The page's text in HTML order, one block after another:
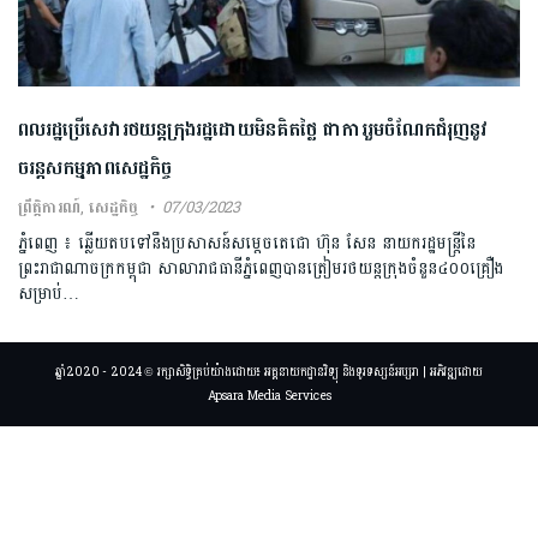
ពលរដ្ឋប្រើសេវារថយន្តក្រុងរដ្ឋដោយមិនគិតថ្លៃ ជាការរួមចំណែកជំរុញនូវ
ចរន្តសកមុ្មភាពសេដ្ឋកិច្ច
ព្រឹត្តិការណ៍,សេដ្ឋកិច្ច 07/03/2023
ភ្នំពេញ ៖ ឆ្លើយតបទៅនឹងប្រសាសន៍សម្តេចតេជោ ហ៊ុន សែន នាយករដ្ឋមន្ត្រីនៃ
ព្រះរាជាណាចក្រកម្ពុជា សាលារាជធានីភ្នំពេញបានត្រៀមរថយន្តក្រុងចំនួន៤០០គ្រឿង
សម្រាប់…
ឆ្នាំ2020 - 2024 © រក្សាសិទ្ធិគ្រប់យ៉ាងដោយ៖ អគ្គនាយកដ្ឋានវិទ្យុ និងទូរទស្សន៍អប្សរា | អភិវឌ្ឍដោយ
Apsara Media Services